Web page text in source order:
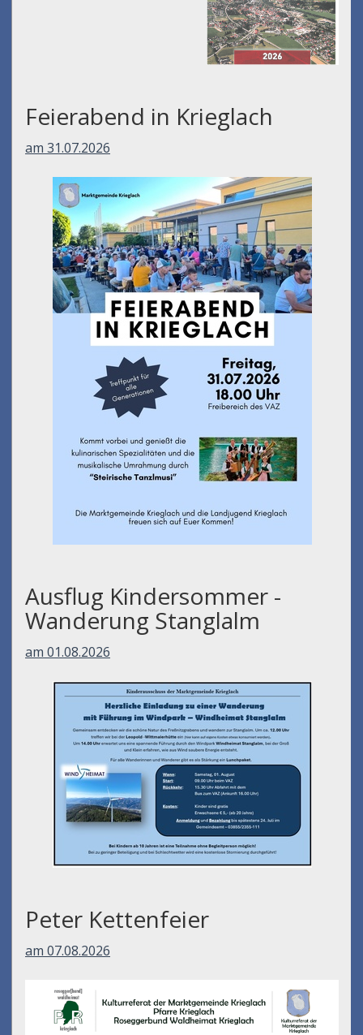
Feierabend in Krieglach
am 31.07.2026
Ausflug Kindersommer -
Wanderung Stanglalm
am 01.08.2026
Peter Kettenfeier
am 07.08.2026